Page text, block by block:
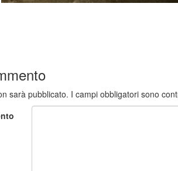
sarà pubblicato. I campi obbligatori sono